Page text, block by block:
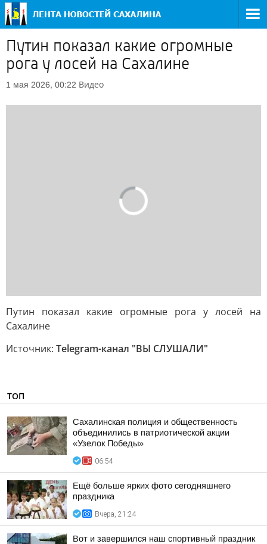
Путин показал какие огромные
рога у лосей на Сахалине
1 мая 2026, 00:22 Видео
Путин показал какие огромные рога у лосей на
Сахалине
Источник: Telegram-канал "ВЫ СЛУШАЛИ"
ТОП
Сахалинская полиция и общественность
объединились в патриотической акции
«Узелок Победы»
06:54
Ещё больше ярких фото сегодняшнего
праздника
Вчера, 21:24
Вот и завершился наш спортивный праздник